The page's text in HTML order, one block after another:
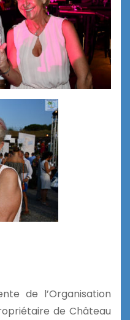
de l’Organisation
de Château